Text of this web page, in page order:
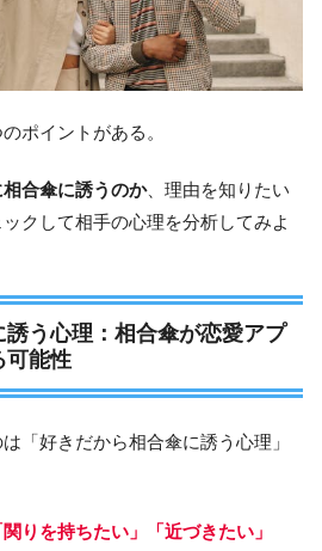
ポイントがある。
合傘に誘うのか、理由を知りたい
クして相手の心理を分析してみよ
う心理：相合傘が恋愛アプ
可能性
「好きだから相合傘に誘う心理」
りを持ちたい」「近づきたい」